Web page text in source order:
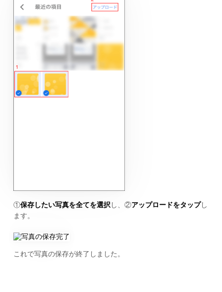
①保存したい写真を全てを選択 し、②アップロードをタップし
ます。
これで写真の保存が終了しました。